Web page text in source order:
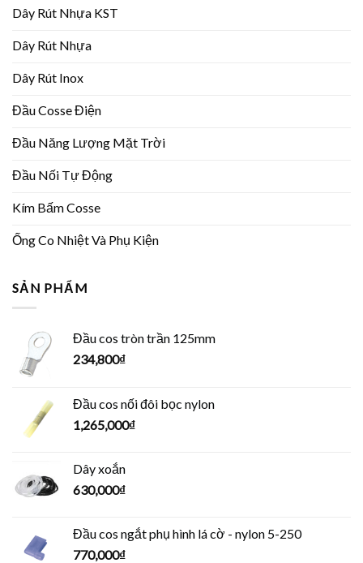
Dây Rút Nhựa KST
Dây Rút Nhựa
Dây Rút Inox
Đầu Cosse Điện
Đầu Năng Lượng Mặt Trời
Đầu Nối Tự Động
Kím Bấm Cosse
Ống Co Nhiệt Và Phụ Kiện
SẢN PHẨM
Đầu cos tròn trần 125mm
234,800₫
Đầu cos nối đôi bọc nylon
1,265,000₫
Dây xoắn
630,000₫
Đầu cos ngắt phụ hình lá cờ - nylon 5-250
770,000₫